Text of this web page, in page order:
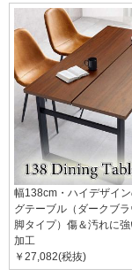
幅138cm・ハイデザイ
グテーブル（ダークブ
脚タイプ）傷＆汚れに
加工
￥27,082(税抜)